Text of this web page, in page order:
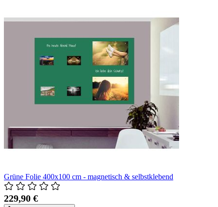
Grüne Folie 400x100 cm - magnetisch & selbstklebend
229,90 €